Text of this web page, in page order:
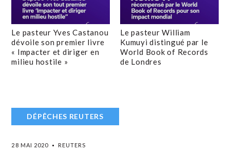
Le pasteur Yves Castanou
dévoile son premier livre
« Impacter et diriger en
milieu hostile »
Le pasteur William
Kumuyi distingué par le
World Book of Records
de Londres
DÉPÊCHES REUTERS
28 MAI 2020 REUTERS